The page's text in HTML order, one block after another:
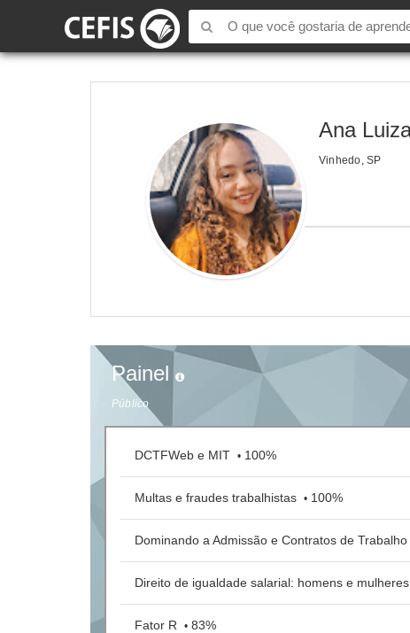
Ana
Vinhedo, SP
Painel
Público
DCTFWeb e MIT • 100%
Multas e fraudes trabalhistas • 100%
Dominando a Admissão e Contratos de Trabalho
Direito de igualdade salarial: homens e mulheres
Fator R • 83%